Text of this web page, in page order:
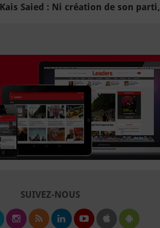
Kais Saied : Ni création de son
SUIVEZ-NOUS